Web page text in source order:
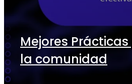
Mejores
la comunidad